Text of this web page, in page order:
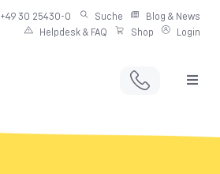
+49 30 25430-0 Suche
Blog & News
Helpdesk & FAQ
Shop Login